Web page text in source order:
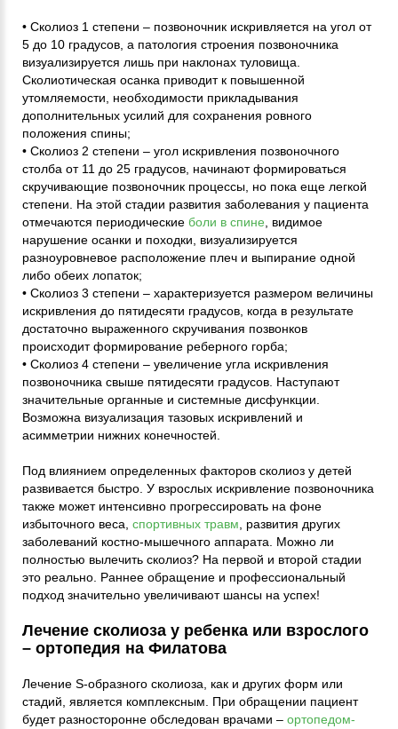
• Сколиоз 1 степени – позвоночник искривляется на угол от
5 до 10 градусов, а патология строения позвоночника
визуализируется лишь при наклонах туловища.
Сколиотическая осанка приводит к повышенной
утомляемости, необходимости прикладывания
дополнительных усилий для сохранения ровного
положения спины;
• Сколиоз 2 степени – угол искривления позвоночного
столба от 11 до 25 градусов, начинают формироваться
скручивающие позвоночник процессы, но пока еще легкой
степени. На этой стадии развития заболевания у пациента
отмечаются периодические боли в спине, видимое
нарушение осанки и походки, визуализируется
разноуровневое расположение плеч и выпирание одной
либо обеих лопаток;
• Сколиоз 3 степени – характеризуется размером величины
искривления до пятидесяти градусов, когда в результате
достаточно выраженного скручивания позвонков
происходит формирование реберного горба;
• Сколиоз 4 степени – увеличение угла искривления
позвоночника свыше пятидесяти градусов. Наступают
значительные органные и системные дисфункции.
Возможна визуализация тазовых искривлений и
асимметрии нижних конечностей.
Под влиянием определенных факторов сколиоз у детей
развивается быстро. У взрослых искривление позвоночника
также может интенсивно прогрессировать на фоне
избыточного веса, спортивных травм, развития других
заболеваний костно-мышечного аппарата. Можно ли
полностью вылечить сколиоз? На первой и второй стадии
это реально. Раннее обращение и профессиональный
подход значительно увеличивают шансы на успех!
Лечение сколиоза у ребенка или взрослого
– ортопедия на Филатова
Лечение S-образного сколиоза, как и других форм или
стадий, является комплексным. При обращении пациент
будет разносторонне обследован врачами – ортопедом-